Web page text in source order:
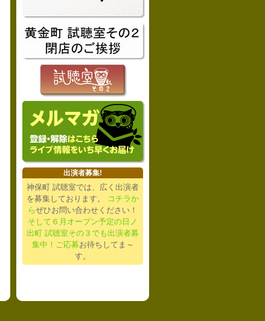
出演者募集!
神保町 試聴室では、広く出演者
を募集しております。
コチラか
らぜひお問い合わせください！
そして６月オープン予定の日ノ
出町 試聴室その３でも出演者募
集中！ご応募お待ちしてま～
す。